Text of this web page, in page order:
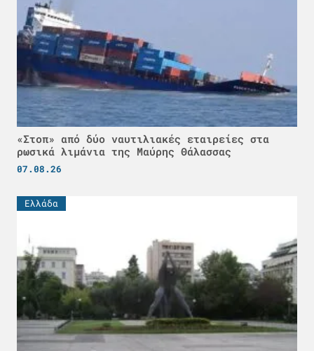
«Στοπ» από δύο ναυτιλιακές εταιρείες στα
ρωσικά λιμάνια της Μαύρης Θάλασσας
07.08.26
Ελλάδα